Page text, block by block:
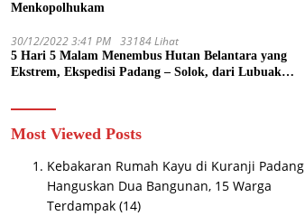
Menkopolhukam
30/12/2022 3:41 PM 33184 Lihat
5 Hari 5 Malam Menembus Hutan Belantara yang
Ekstrem, Ekspedisi Padang – Solok, dari Lubuak
Most Viewed Posts
Kebakaran Rumah Kayu di Kuranji Padang
Hanguskan Dua Bangunan, 15 Warga
Terdampak (14)